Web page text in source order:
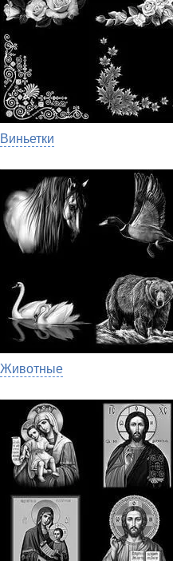
Виньетки
Животные